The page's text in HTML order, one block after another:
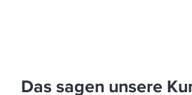
Das sagen unsere